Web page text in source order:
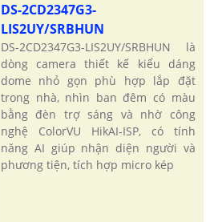
DS-2CD2347G3-
LIS2UY/SRBHUN
DS-2CD2347G3-LIS2UY/SRBHUN là
dòng camera thiết kế kiểu dáng
dome nhỏ gọn phù hợp lắp đặt
trong nhà, nhìn ban đêm có màu
bằng đèn trợ sáng và nhờ công
nghệ ColorVU HikAI-ISP, có tính
năng AI giúp nhận diện người và
phương tiện, tích hợp micro kép